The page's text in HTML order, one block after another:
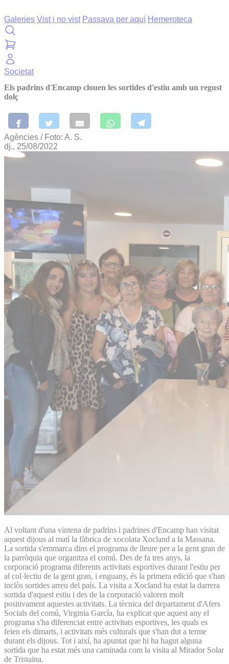
Galeries Vist i no vist Passava per aquí Hemeroteca
Societat
Els padrins d'Encamp clouen les sortides d'estiu amb un regust
dolç
Agències / Foto: A. S.
dj., 25/08/2022
Al voltant d'una vintena de padrins i padrines d'Encamp han visitat
aquest dijous al matí la fàbrica de xocolata Xocland a la Massana.
La sortida s'emmarca dins el programa de lleure per a la gent gran de
la parròquia que organitza el comú. Des de fa tres anys, la
corporació programa diferents activitats esportives durant l'estiu per
al col·lectiu de la gent gran, i enguany, és la primera edició que s'han
inclòs sortides arreu del país. La visita a Xocland ha estat la darrera
sortida d'aquest estiu i des de la corporació valoren molt
positivament aquestes activitats. La tècnica del departament d'Afers
Socials del comú, Virginia García, ha explicat que aquest any el
programa s'ha diferenciat entre activitats esportives, les quals es
feien els dimarts, i activitats més culturals que s'han dut a terme
durant els dijous. Tot i així, ha apuntat que hi ha hagut alguna
sortida que ha estat més una caminada com la visita al Mirador Solar
de Tristaina.